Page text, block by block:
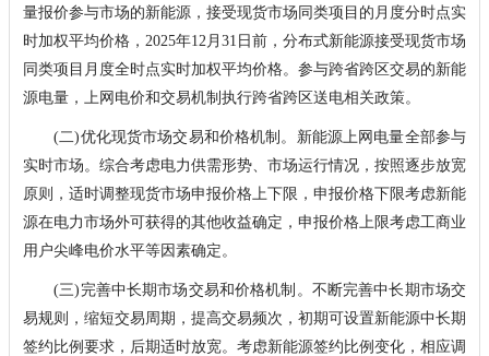
量报价参与市场的新能源，接受现货市场同类项目的月度分时点实
时加权平均价格，2025年12月31日前，分布式新能源接受现货市场
同类项目月度全时点实时加权平均价格。参与跨省跨区交易的新能
源电量，上网电价和交易机制执行跨省跨区送电相关政策。
(二)优化现货市场交易和价格机制。新能源上网电量全部参与
实时市场。综合考虑电力供需形势、市场运行情况，按照逐步放宽
原则，适时调整现货市场申报价格上下限，申报价格下限考虑新能
源在电力市场外可获得的其他收益确定，申报价格上限考虑工商业
用户尖峰电价水平等因素确定。
(三)完善中长期市场交易和价格机制。不断完善中长期市场交
易规则，缩短交易周期，提高交易频次，初期可设置新能源中长期
签约比例要求，后期适时放宽。考虑新能源签约比例变化，相应调